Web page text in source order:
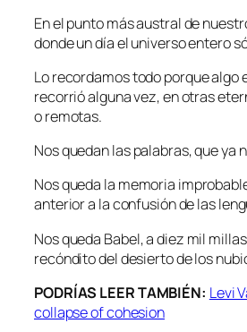
En el punto más austral de
donde un día el universo entero
Lo recordamos todo porque algo
recorrió alguna vez, en otras
o remotas.
Nos quedan las palabras, que ya
Nos queda la memoria
anterior a la confusión de las
Nos queda Babel, a diez mil
recóndito del desierto de los
PODRÍAS LEER TAMBIÉN: Levi
collapse of cohesion